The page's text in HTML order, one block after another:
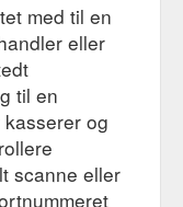
med til en
eller
til en
og
scanne eller